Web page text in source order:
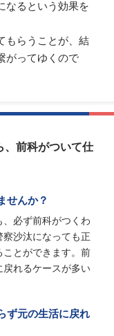
なるという効果を
もらうことが、結
がってゆくので
、前科がついて仕
せんか？
必ず前科がつくわ
沙汰になっても正
ことができます。前
れるケースが多い
ず元の生活に戻れ